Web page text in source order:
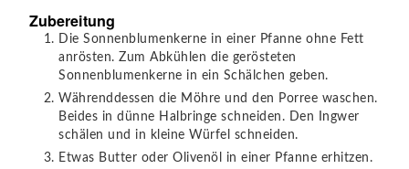
Zubereitung
Die Sonnenblumenkerne in einer Pfanne ohne Fett
anrösten. Zum Abkühlen die gerösteten
Sonnenblumenkerne in ein Schälchen geben.
Währenddessen die Möhre und den Porree waschen.
Beides in dünne Halbringe schneiden. Den Ingwer
schälen und in kleine Würfel schneiden.
Etwas Butter oder Olivenöl in einer Pfanne erhitzen.